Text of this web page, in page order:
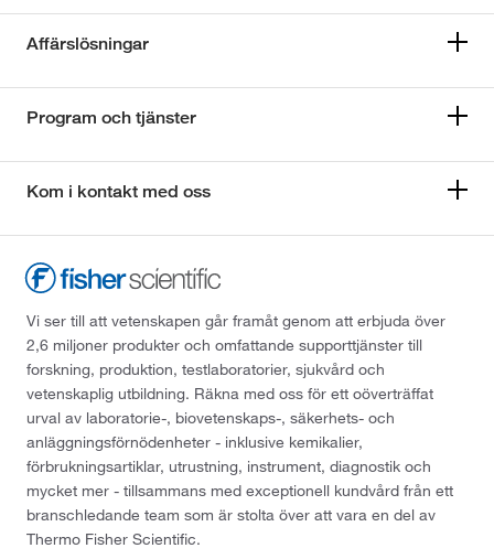
Affärslösningar
Program och tjänster
Kom i kontakt med oss
Vi ser till att vetenskapen går framåt genom att erbjuda över
2,6 miljoner produkter och omfattande supporttjänster till
forskning, produktion, testlaboratorier, sjukvård och
vetenskaplig utbildning. Räkna med oss för ett oöverträffat
urval av laboratorie-, biovetenskaps-, säkerhets- och
anläggningsförnödenheter - inklusive kemikalier,
förbrukningsartiklar, utrustning, instrument, diagnostik och
mycket mer - tillsammans med exceptionell kundvård från ett
branschledande team som är stolta över att vara en del av
Thermo Fisher Scientific.